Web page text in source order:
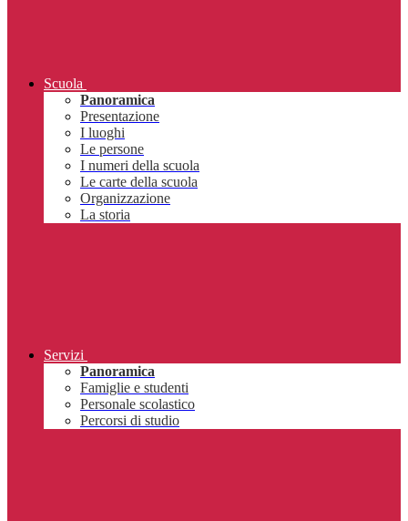
Scuola
Panoramica
Presentazione
I luoghi
Le persone
I numeri della scuola
Le carte della scuola
Organizzazione
La storia
Servizi
Panoramica
Famiglie e studenti
Personale scolastico
Percorsi di studio